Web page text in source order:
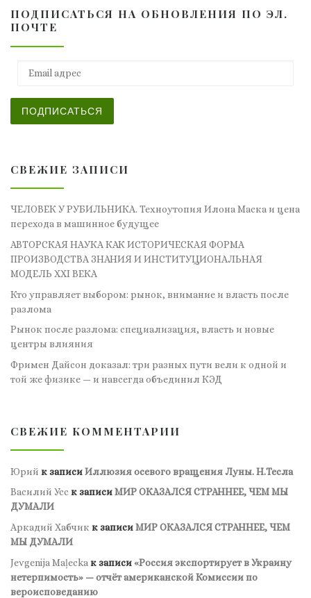
ПОДПИСАТЬСЯ НА ОБНОВЛЕНИЯ ПО ЭЛ.
ПОЧТЕ
ПОДПИСАТЬСЯ
СВЕЖИЕ ЗАПИСИ
ЧЕЛОВЕК У РУБИЛЬНИКА. Техноутопия Илона Маска и цена
перехода в машинное будущее
АВТОРСКАЯ НАУКА КАК ИСТОРИЧЕСКАЯ ФОРМА
ПРОИЗВОДСТВА ЗНАНИЯ И ИНСТИТУЦИОНАЛЬНАЯ
МОДЕЛЬ XXI ВЕКА
Кто управляет выбором: рынок, внимание и власть после
разлома
Рынок после разлома: специализация, власть и новые
центры влияния
Фримен Дайсон доказал: три разных пути вели к одной и
той же физике — и навсегда объединил КЭД
СВЕЖИЕ КОММЕНТАРИИ
Юрий к записиИллюзия осевого вращения Луны. Н.Тесла
Василий Усс к записиМИР ОКАЗАЛСЯ СТРАННЕЕ, ЧЕМ МЫ
ДУМАЛИ
Аркадий Хабчик к записиМИР ОКАЗАЛСЯ СТРАННЕЕ, ЧЕМ
МЫ ДУМАЛИ
Jevgenija Maļecka к записи«Россия экспортирует в Украину
нетерпимость» — отчёт американской Комиссии по
вероисповеданию